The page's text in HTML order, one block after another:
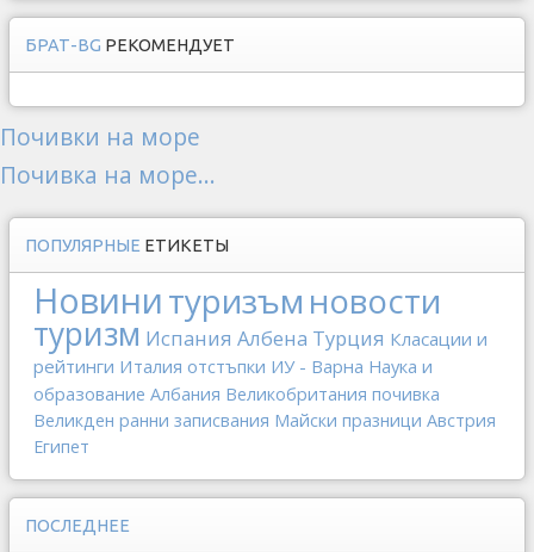
БРАТ-BG РЕКОМЕНДУЕТ
Почивки на море
Почивка на море...
ПОПУЛЯРНЫЕ ЕТИКЕТЫ
Новинитуризъм новости
туризм Испания Албена Турция Класации и
рейтинги Италия отстъпки ИУ - Варна Наука и
образование Албания Великобритания почивка
Великден ранни записвания Майски празници Австрия
Египет
ПОСЛЕДНЕЕ